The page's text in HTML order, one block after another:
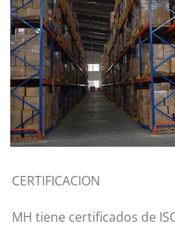
CERTIFICACION
MH tiene certificados de